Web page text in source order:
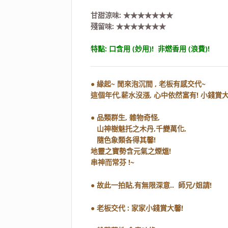
甘甜涼味: ★★★★★★★
殘留味: ★★★★★★★
特點: 口含用 (妙用)! 非燃香用 (浪費)!
● 緣起~ 閒來泡沉間 , 老板有感交代~
這個年代,薪水沒漲, 心中依然富有! 小錢賞
● 品類群生, 雜物奇怪,
山神樹魅托之木丹,千變萬化,
隨色象類各得其馨!
地靈之寶勢含元氣之煙熅!
串神而常芬 !~
● 故此一拍貼,有無限深意.. 師兄/姐請!
● 老板交代 : 家家小錢賞大馨!